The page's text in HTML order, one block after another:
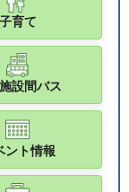
子育て
設間バス
ント情報